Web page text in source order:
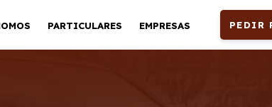
PARTICULARES EMPRESAS PEDIR